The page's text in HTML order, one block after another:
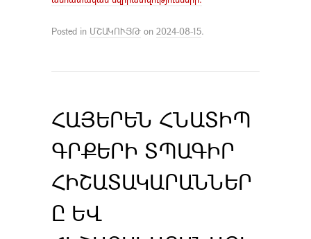
Posted in ՄՇԱԿՈՒՅԹ on 2024-08-15.
ՀԱՅԵՐԵՆ ՀՆԱՏԻՊ
ԳՐՔԵՐԻ ՏՊԱԳԻՐ
ՀԻՇԱՏԱԿԱՐԱՆՆԵՐ
Ը ԵՎ